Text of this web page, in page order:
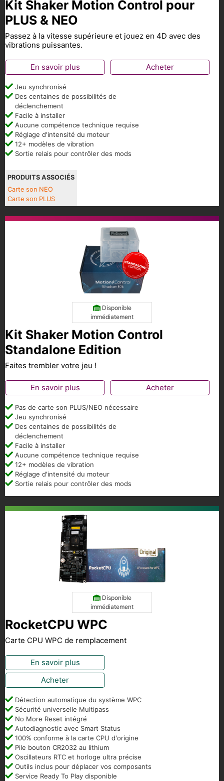
Kit Shaker Motion Control pour
PLUS & NEO
Passez à la vitesse supérieure et jouez en 4D avec des
vibrations puissantes.
En savoir plus Acheter
Jeu synchronisé
Des centaines de possibilités de
déclenchement
Facile à installer
Aucune compétence technique requise
Réglage d'intensité du moteur
12+ modèles de vibration
Sortie relais pour contrôler des mods
PRODUITS ASSOCIÉS
Carte son NEO
Carte son PLUS
Disponible
immédiatement
Kit Shaker Motion Control
Standalone Edition
Faites trembler votre jeu !
En savoir plus Acheter
Pas de carte son PLUS/NEO nécessaire
Jeu synchronisé
Des centaines de possibilités de
déclenchement
Facile à installer
Aucune compétence technique requise
12+ modèles de vibration
Réglage d'intensité du moteur
Sortie relais pour contrôler des mods
Disponible
immédiatement
RocketCPU WPC
Carte CPU WPC de remplacement
En savoir plus
Acheter
Détection automatique du système WPC
Sécurité universelle Multipass
No More Reset intégré
Autodiagnostic avec Smart Status
100% conforme à la carte CPU d'origine
Pile bouton CR2032 au lithium
Oscillateurs RTC et horloge ultra précise
Outils inclus pour déplacer vos composants
Service Ready To Play disponible